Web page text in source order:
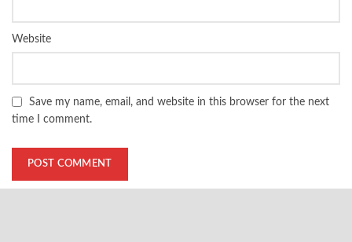
Website
Save my name, email, and website in this browser for the next
time I comment.